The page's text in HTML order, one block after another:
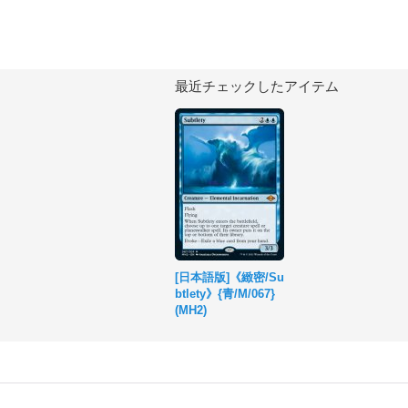
最近チェックしたアイテム
[日本語版]《緻密/Su
btlety》{青/M/067}
(MH2)